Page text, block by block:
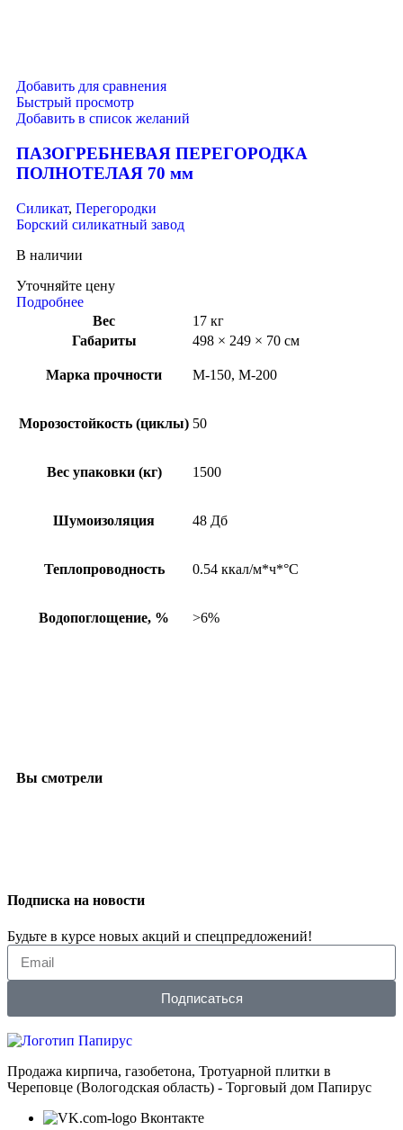
Добавить для сравнения
Быстрый просмотр
Добавить в список желаний
ПАЗОГРЕБНЕВАЯ ПЕРЕГОРОДКА
ПОЛНОТЕЛАЯ 70 мм
Силикат, Перегородки
Борский силикатный завод
В наличии
Уточняйте цену
Подробнее
Вес
17 кг
Габариты
498 × 249 × 70 см
Марка прочности М-150, М-200
Морозостойкость (циклы) 50
Вес упаковки (кг) 1500
Шумоизоляция 48 Дб
Теплопроводность 0.54 ккал/м*ч*°C
Водопоглощение, % >6%
Вы смотрели
Подписка на новости
Будьте в курсе новых акций и спецпредложений!
Подписаться
Продажа кирпича, газобетона, Тротуарной плитки в
Череповце (Вологодская область) - Торговый дом Папирус
Вконтакте